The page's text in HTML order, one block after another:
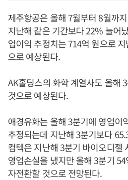
제주항공은 올해 7월부터 8월까
지난해 같은 기간보다 22% 늘어
업이익 추정치는 714억 원으로
으로 예상된다.
AK홀딩스의 화학 계열사도 올해
것으로 예상된다.
애경유화는 올해 3분기에 영업이
추정되는데 지난해 3분기보다
컴텍은 지난해 3분기 바이오디젤
영업손실을 냈지만 올해 3분기
자전환할 것으로 전망된다.